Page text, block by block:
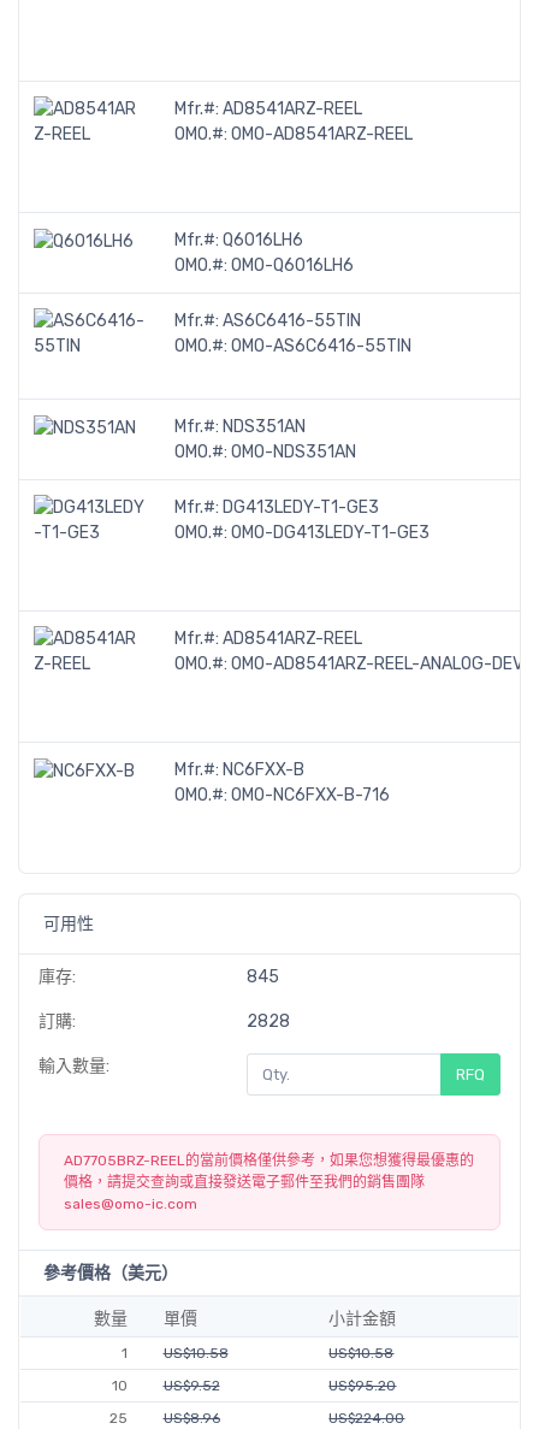
Mfr.#: AD8541ARZ-REEL
OMO.#: OMO-AD8541ARZ-REEL
Mfr.#: Q6016LH6
OMO.#: OMO-Q6016LH6
Mfr.#: AS6C6416-55TIN
OMO.#: OMO-AS6C6416-55TIN
Mfr.#: NDS351AN
OMO.#: OMO-NDS351AN
Mfr.#: DG413LEDY-T1-GE3
OMO.#: OMO-DG413LEDY-T1-GE3
Mfr.#: AD8541ARZ-REEL
OMO.#: OMO-AD8541ARZ-REEL-ANALOG-
Mfr.#: NC6FXX-B
OMO.#: OMO-NC6FXX-B-716
可用性
庫存: 845
訂購: 2828
輸入數量: RFQ
AD7705BRZ-REEL的當前價格僅供參考，如果您想獲得最優惠的
價格，請提交查詢或直接發送電子郵件至我們的銷售團隊
sales@omo-ic.com
參考價格（美元）
數量 單價 小計金額
1 US$10.58
US$10.58
10
US$9.52
US$95.20
25
US$8.96
US$224.00